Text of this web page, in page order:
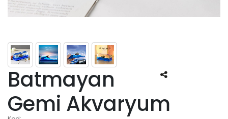
Batmayan
Gemi Akvaryum